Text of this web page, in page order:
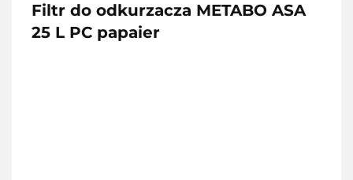
Filtr do odkurzacza METABO ASA
25 L PC papaier